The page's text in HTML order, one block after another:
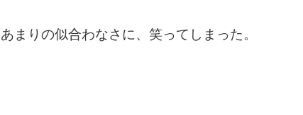
あまりの似合わなさに、笑ってしまった。